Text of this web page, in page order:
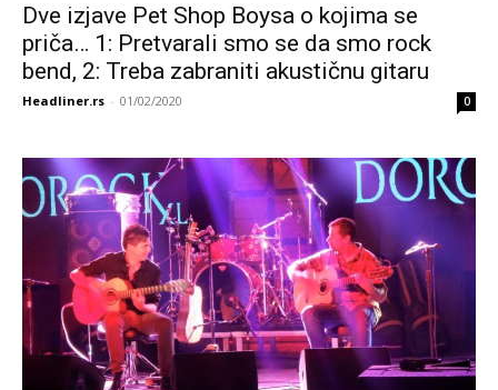
Dve izjave Pet Shop Boysa o kojima se
priča… 1: Pretvarali smo se da smo rock
bend, 2: Treba zabraniti akustičnu gitaru
Headliner.rs - 01/02/2020 0